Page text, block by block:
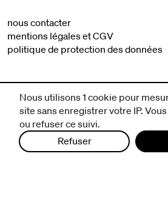
nous contacter
mentions légales et CGV
politique de protection des données
Nous utilisons 1 cookie pour
site sans enregistrer votre IP.
ou refuser ce suivi.
Refuser